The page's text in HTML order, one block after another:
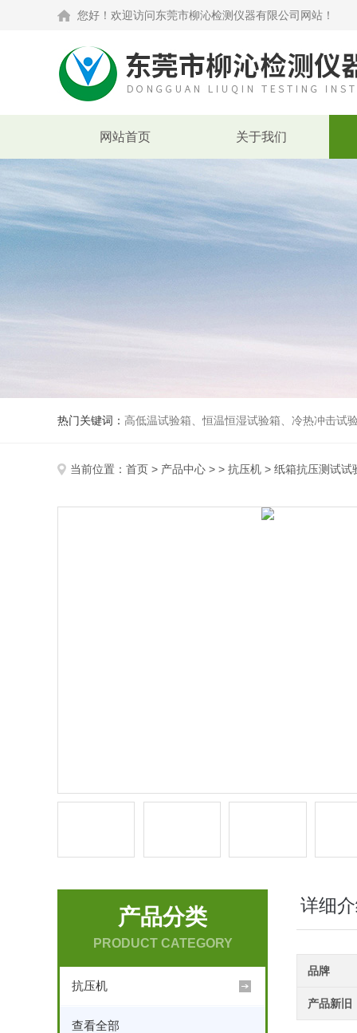
您好！欢迎访问东莞市柳沁检测仪器有限公司网站！
网站首页 关于我们
热门关键词： 高低温试验箱、恒温恒湿试验箱、冷热冲击试验箱、紫外线老化试验箱、氙灯老化试验箱、快速升降温试验箱、淋雨
当前位置： 首页 > 产品中心 > > 抗压机 > 纸箱抗压测试试
产品分类
PRODUCT CATEGORY
抗压机
查看全部
详细
品牌
产品新旧